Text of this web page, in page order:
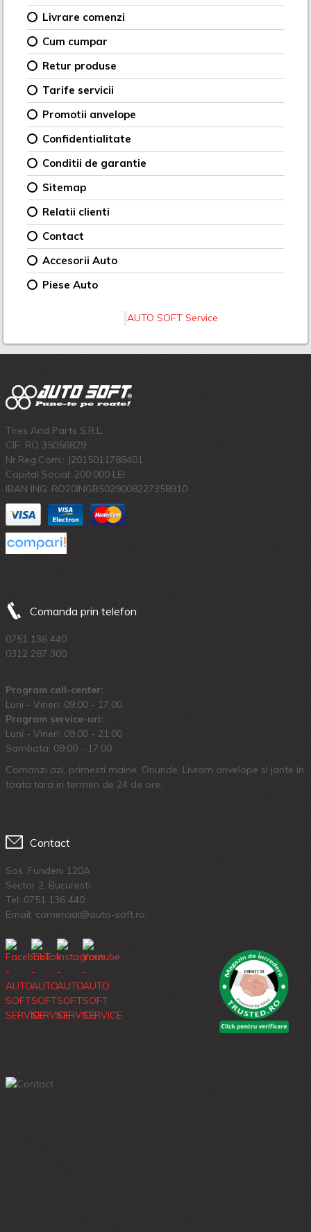
Livrare comenzi
Cum cumpar
Retur produse
Tarife servicii
Promotii anvelope
Confidentialitate
Conditii de garantie
Sitemap
Relatii clienti
Contact
Accesorii Auto
Piese Auto
AUTO SOFT Service
Tires And Parts S.R.L.
CIF: RO 35056829
Nr.Reg.Com.: J2015011788401
Capital Social: 200.000 LEI
IBAN ING: RO20INGB5029008227358910
Comanda prin telefon
0751 136 440
0312 287 300
Program call-center:
Luni - Vineri: 09:00 - 17:00
Program service-uri:
Luni - Vineri: 09.00 - 21:00
Sambata: 09:00 - 17:00
Comanzi azi, primesti maine. Oriunde. Livram anvelope si jante in
toata tara in termen de 24 de ore.
Contact
Sos. Fundeni 120A
Sector 2, Bucuresti
Tel: 0751 136 440
Email: comercial@auto-soft.ro